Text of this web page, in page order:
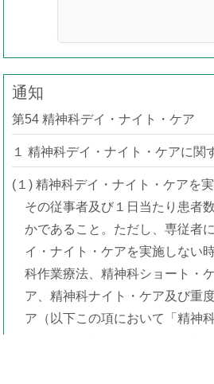
通知
第54 精神科デイ・ナイト・ケア
１ 精神科デイ・ナイト・ケアに関
(１) 精神科デイ・ナイト・ケアを
その従事者及び１日当たり患者
かであること。ただし、専従者
イ・ナイト・ケアを実施しない
科作業療法、精神科ショート・
ア、精神科ナイト・ケア及び重
ア（以下この項において「精神